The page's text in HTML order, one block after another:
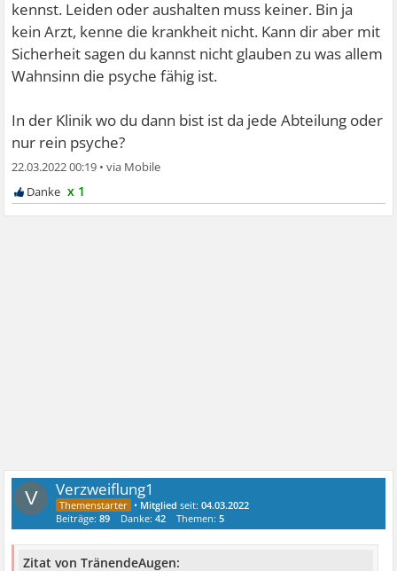
kennst. Leiden oder aushalten muss keiner. Bin ja
kein Arzt, kenne die krankheit nicht. Kann dir aber mit
Sicherheit sagen du kannst nicht glauben zu was allem
Wahnsinn die psyche fähig ist.
In der Klinik wo du dann bist ist da jede Abteilung oder
nur rein psyche?
22.03.2022 00:19 •
x 1
V Verzweiflung1
• Mitglied seit:04.03.2022
Beiträge:89 Danke:42 Themen:5
Zitat von TränendeAugen: